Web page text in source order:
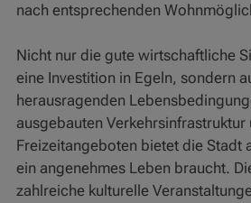
nach entsprechenden
Nicht nur die gute wirtschaftliche
eine Investition in Egeln, sondern
herausragenden
ausgebauten
Freizeitangeboten bietet die Stadt
ein angenehmes Leben braucht.
zahlreiche kulturelle